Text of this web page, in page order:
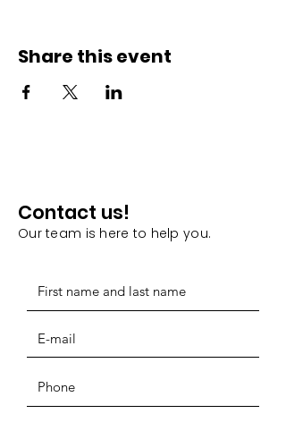
Share this event
Contact us!
Our team is here to help you.